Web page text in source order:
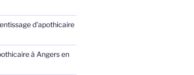
d’apothicaire
à Angers en